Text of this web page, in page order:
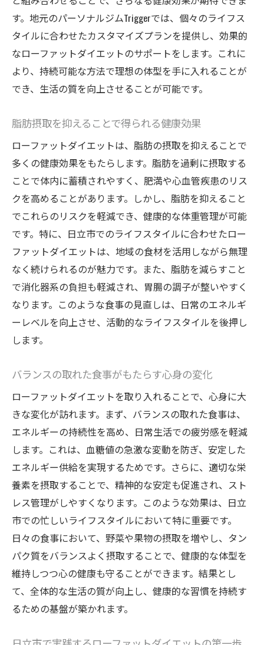
日立市のジムで見つけた理想の体型への道
ダイエット成功の鍵は日立市のパーソナルジム
での専門的なサポート
パーソナルジムが提供する専門的指導のメ
リット
個々のニーズに応じたプログラム設計の重
プロから学ぶ運動と食事の知識
日立市のジムでのコミュニティの力
継続的なサポートがもたらす成功の秘訣
ローファットダイエットのメリットを最大限に
引き出すための秘訣
脂肪を抑えつつ栄養を摂るコツ
日常生活で意識するべきポイント
ダイエットを楽しく続けるための心理的ア
プローチ
日立市で利用できるサポートツールとその
活用法
効果を高めるための食事と運動の調整方法
日立市でのローファットダイエットがもたらす
健康的な変化
体重減少だけでなく得られる心身の健康
日立市の自然とローファットダイエットの
相乗効果
食習慣改善がもたらす生活の質の向上
健康的な体型維持のための継続的な取り組
み
地元の食材を活用したダイエットの楽しみ
方
活の視点
す。地元のパーソナルジムTriggerでは、個々のライフス
タイルに合わせたカスタマイズプランを提供し、効果的
なローファットダイエットのサポートをします。これに
より、持続可能な方法で理想の体型を手に入れることが
でき、生活の質を向上させることが可能です。
脂肪摂取を抑えることで得られる健康効果
ローファットダイエットは、脂肪の摂取を抑えることで
多くの健康効果をもたらします。脂肪を過剰に摂取する
ことで体内に蓄積されやすく、肥満や心血管疾患のリス
クを高めることがあります。しかし、脂肪を抑えること
でこれらのリスクを軽減でき、健康的な体重管理が可能
です。特に、日立市でのライフスタイルに合わせたロー
ファットダイエットは、地域の食材を活用しながら無理
なく続けられるのが魅力です。また、脂肪を減らすこと
で消化器系の負担も軽減され、胃腸の調子が整いやすく
なります。このような食事の見直しは、日常のエネルギ
ーレベルを向上させ、活動的なライフスタイルを後押し
します。
バランスの取れた食事がもたらす心身の変化
ローファットダイエットを取り入れることで、心身に大
きな変化が訪れます。まず、バランスの取れた食事は、
エネルギーの持続性を高め、日常生活での疲労感を軽減
します。これは、血糖値の急激な変動を防ぎ、安定した
エネルギー供給を実現するためです。さらに、適切な栄
養素を摂取することで、精神的な安定も促進され、スト
レス管理がしやすくなります。このような効果は、日立
市での忙しいライフスタイルにおいて特に重要です。
日々の食事において、野菜や果物の摂取を増やし、タン
パク質をバランスよく摂取することで、健康的な体型を
維持しつつ心の健康も守ることができます。結果とし
て、全体的な生活の質が向上し、健康的な習慣を持続す
るための基盤が築かれます。